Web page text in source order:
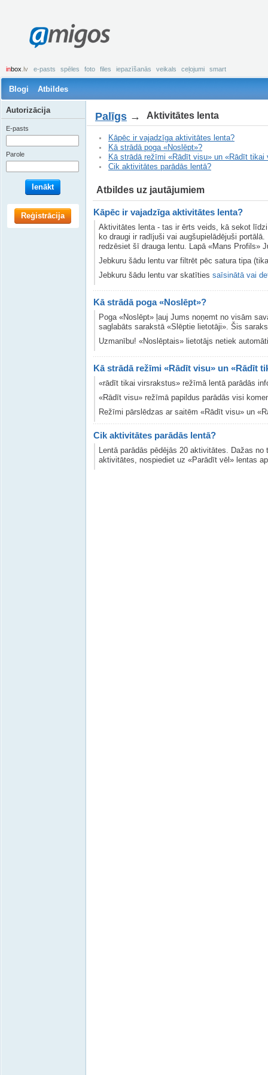
amigos
inbox .lv e-pasts spēles foto files iepazīšanās veikals ceļojumi smart
Blogi Atbildes
Palīgs → Aktivitātes lenta
Kāpēc ir vajadzīga aktivitātes lenta?
Kā strādā poga «Noslēpt»?
Kā strādā režīmi «Rādīt visu» un «Rādīt tikai
Cik aktivitātes parādās lentā?
Atbildes uz jautājumiem
Kāpēc ir vajadzīga aktivitātes lenta?
Aktivitātes lenta - tas ir ērts veids, kā sekot
ko draugi ir radījuši vai augšupielādējuši
redzēsiet šī drauga lentu. Lapā «Mans Profils»
Jebkuru šādu lentu var filtrēt pēc satura tipa
Jebkuru šādu lentu var skatīties saīsinātā vai
Kā strādā poga «Noslēpt»?
Poga «Noslēpt» ļauj Jums noņemt no visām
saglabāts sarakstā «Slēptie lietotāji». Šis
Uzmanību! «Noslēptais» lietotājs netiek
Kā strādā režīmi «Rādīt visu» un «Rādīt
«rādīt tikai virsrakstus» režīmā lentā parādās
«Rādīt visu» režīmā papildus parādās visi
Režīmi pārslēdzas ar saitēm «Rādīt visu» un
Cik aktivitātes parādās lentā?
Lentā parādās pēdējās 20 aktivitātes. Dažas
aktivitātes, nospiediet uz «Parādīt vēl» lentas
Autorizācija
E-pasts
Parole
Ienākt
Reģistrācija